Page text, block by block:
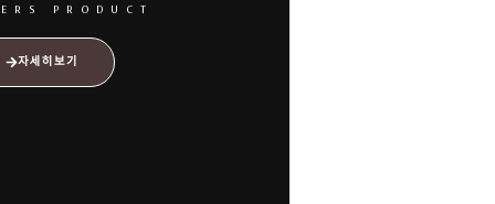
PRODUCT
자세히보기